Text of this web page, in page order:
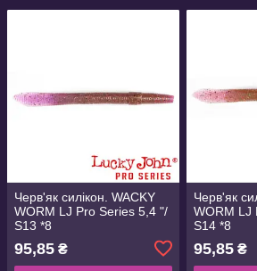
Черв'як силікон. WACKY
WORM LJ Pro Series 5,4 "/
S13 *8
95,85 ₴
Черв'як
WORM LJ
S14 *8
95,85₴